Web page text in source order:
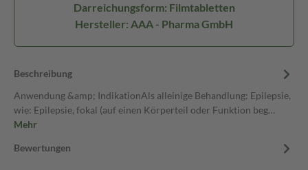
Darreichungsform: Filmtabletten
Hersteller: AAA - Pharma GmbH
Beschreibung
Anwendung &amp; IndikationAls alleinige Behandlung: Epilepsie,
wie: Epilepsie, fokal (auf einen Körperteil oder Funktion beg…
Mehr
Bewertungen